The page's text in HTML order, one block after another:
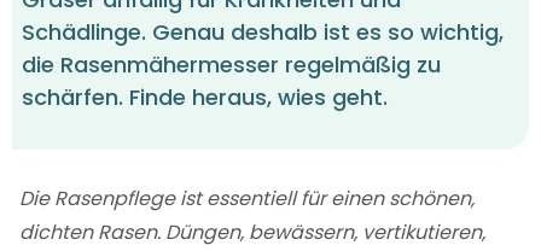
Schädlinge. Genau deshalb ist es so wichtig,
die Rasenmähermesser regelmäßig zu
schärfen. Finde heraus, wies geht.
Die Rasenpflege ist essentiell für einen schönen,
dichten Rasen. Düngen, bewässern, vertikutieren,